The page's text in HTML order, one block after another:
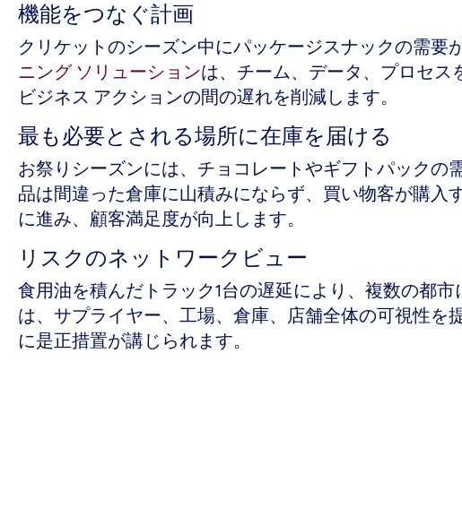
機能をつなぐ計画
クリケットのシーズン中にパッケージスナックの需要
ニング ソリューションは、チーム、データ、プロセス
ビジネス アクションの間の遅れを削減します。
最も必要とされる場所に在庫を届ける
お祭りシーズンには、チョコレートやギフトパックの
品は間違った倉庫に山積みにならず、買い物客が購
に進み、顧客満足度が向上します。
リスクのネットワークビュー
食用油を積んだトラック1台の遅延により、複数の都
は、サプライヤー、工場、倉庫、店舗全体の可視性を
に是正措置が講じられます。